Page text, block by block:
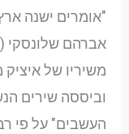
"אומרים ישנה
אברהם שלונסקי
משיריו של
וביססה שירים
העשבים" על פי